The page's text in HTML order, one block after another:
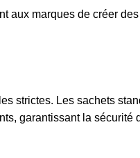
aux marques de créer
strictes. Les sachets
garantissant la sécurité